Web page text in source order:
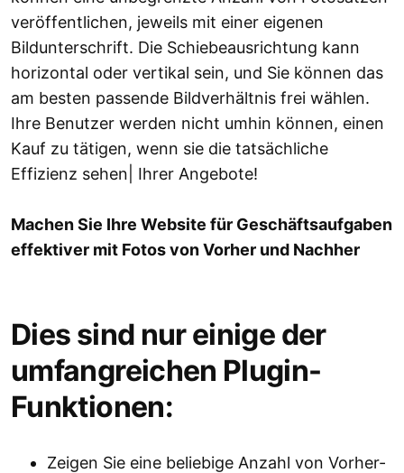
veröffentlichen, jeweils mit einer eigenen
Bildunterschrift. Die Schiebeausrichtung kann
horizontal oder vertikal sein, und Sie können das
am besten passende Bildverhältnis frei wählen.
Ihre Benutzer werden nicht umhin können, einen
Kauf zu tätigen, wenn sie die tatsächliche
Effizienz sehen| Ihrer Angebote!
Machen Sie Ihre Website für Geschäftsaufgaben
effektiver mit Fotos von Vorher und Nachher
Dies sind nur einige der
umfangreichen Plugin-
Funktionen:
Zeigen Sie eine beliebige Anzahl von Vorher-